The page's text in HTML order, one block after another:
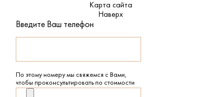
Карта сайта
Наверх
Введите Ваш телефон
По этому номеру мы свяжемся с Вами,
чтобы проконсультировать по стоимости